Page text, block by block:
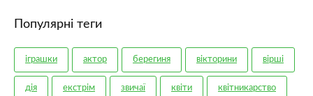
Популярні теги
іграшки актор берегиня вікторини вірші
дія екстрім звичаї квіти квітникарство